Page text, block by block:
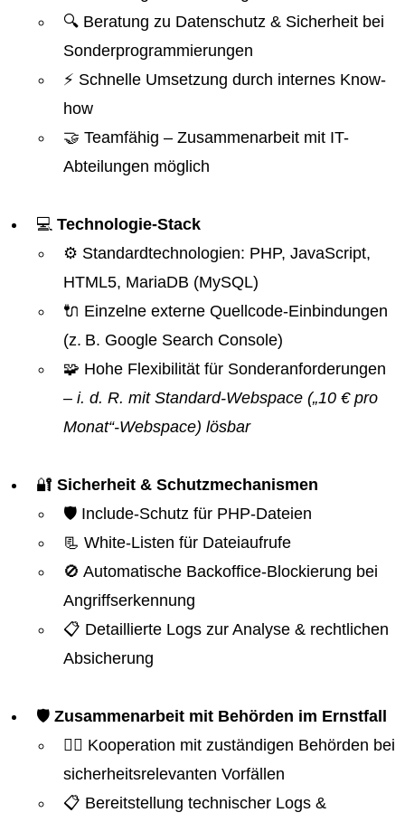
🔍 Beratung zu Datenschutz & Sicherheit bei
Sonderprogrammierungen
⚡ Schnelle Umsetzung durch internes Know-
how
🤝 Teamfähig – Zusammenarbeit mit IT-
Abteilungen möglich
💻 Technologie-Stack
⚙️ Standardtechnologien: PHP, JavaScript,
HTML5, MariaDB (MySQL)
🔌 Einzelne externe Quellcode-Einbindungen
(z. B. Google Search Console)
🧩 Hohe Flexibilität für Sonderanforderungen
– i. d. R. mit Standard-Webspace („10 € pro
Monat“-Webspace) lösbar
🔐 Sicherheit & Schutzmechanismen
🛡️ Include-Schutz für PHP-Dateien
📃 White-Listen für Dateiaufrufe
🚫 Automatische Backoffice-Blockierung bei
Angriffserkennung
📋 Detaillierte Logs zur Analyse & rechtlichen
Absicherung
🛡️ Zusammenarbeit mit Behörden im Ernstfall
👮‍♂️ Kooperation mit zuständigen Behörden bei
sicherheitsrelevanten Vorfällen
📋 Bereitstellung technischer Logs &